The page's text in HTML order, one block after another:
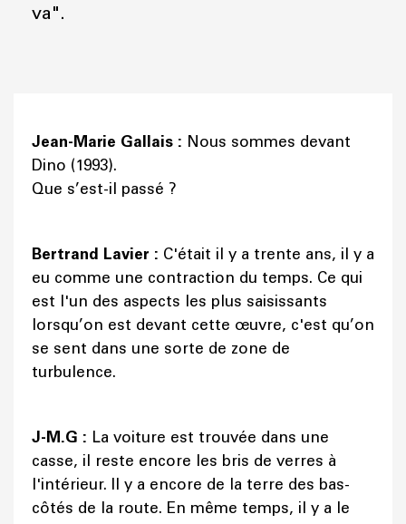
va".
Jean-Marie Gallais : Nous sommes devant
Dino (1993).
Que s’est-il passé ?
Bertrand Lavier : C'était il y a trente ans, il y a
eu comme une contraction du temps. Ce qui
est l'un des aspects les plus saisissants
lorsqu’on est devant cette œuvre, c'est qu’on
se sent dans une sorte de zone de
turbulence.
J-M.G : La voiture est trouvée dans une
casse, il reste encore les bris de verres à
l'intérieur. Il y a encore de la terre des bas-
côtés de la route. En même temps, il y a le